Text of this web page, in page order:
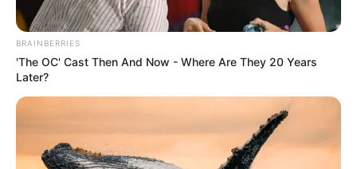
BRAINBERRIES
'The OC' Cast Then And Now - Where Are They 20 Years
Later?